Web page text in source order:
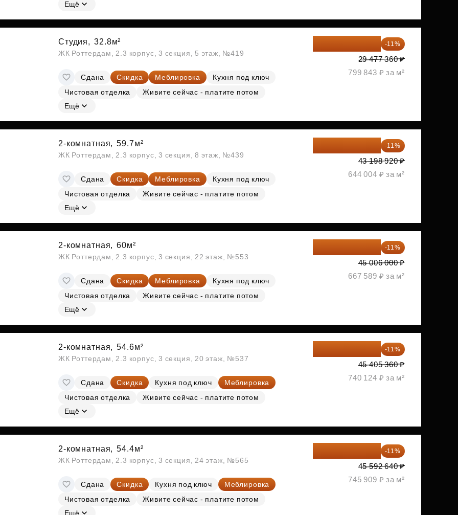
Субсидии
Ещё
Студия, 32.8м²
ЖК Роттердам, 2.3 корпус, 3 секция, 5 этаж, №419
Сдана Скидка Меблировка
Кухня под ключ
Чистовая отделка
Живите сейчас - платите потом
Ещё
-11%
29 477 360 ₽
799 843 ₽ за м²
2-комнатная, 59.7м²
ЖК Роттердам, 2.3 корпус, 3 секция, 8 этаж, №439
Сдана Скидка Меблировка
Кухня под ключ
Чистовая отделка
Живите сейчас - платите потом
Ещё
-11%
43 198 920 ₽
644 004 ₽ за м²
2-комнатная, 60м²
ЖК Роттердам, 2.3 корпус, 3 секция, 22 этаж, №553
Сдана Скидка Меблировка
Кухня под ключ
Чистовая отделка
Живите сейчас - платите потом
Ещё
-11%
45 006 000 ₽
667 589 ₽ за м²
2-комнатная, 54.6м²
ЖК Роттердам, 2.3 корпус, 3 секция, 20 этаж, №537
Сдана Скидка Кухня под ключ
Меблировка
Чистовая отделка
Живите сейчас - платите потом
Ещё
-11%
45 405 360 ₽
740 124 ₽ за м²
2-комнатная, 54.4м²
ЖК Роттердам, 2.3 корпус, 3 секция, 24 этаж, №565
Сдана Скидка Кухня под ключ
Меблировка
Чистовая отделка
Живите сейчас - платите потом
Ещё
-11%
45 592 640 ₽
745 909 ₽ за м²